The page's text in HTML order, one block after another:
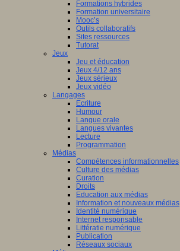
Formations hybrides
Formation universitaire
Mooc’s
Outils collaboratifs
Sites ressources
Tutorat
Jeux
Jeu et éducation
Jeux 4/12 ans
Jeux sérieux
Jeux vidéo
Langages
Ecriture
Humour
Langue orale
Langues vivantes
Lecture
Programmation
Médias
Compétences informationnelles
Culture des médias
Curation
Droits
Education aux médias
Information et nouveaux médias
Identité numérique
Internet responsable
Littératie numérique
Publication
Réseaux sociaux